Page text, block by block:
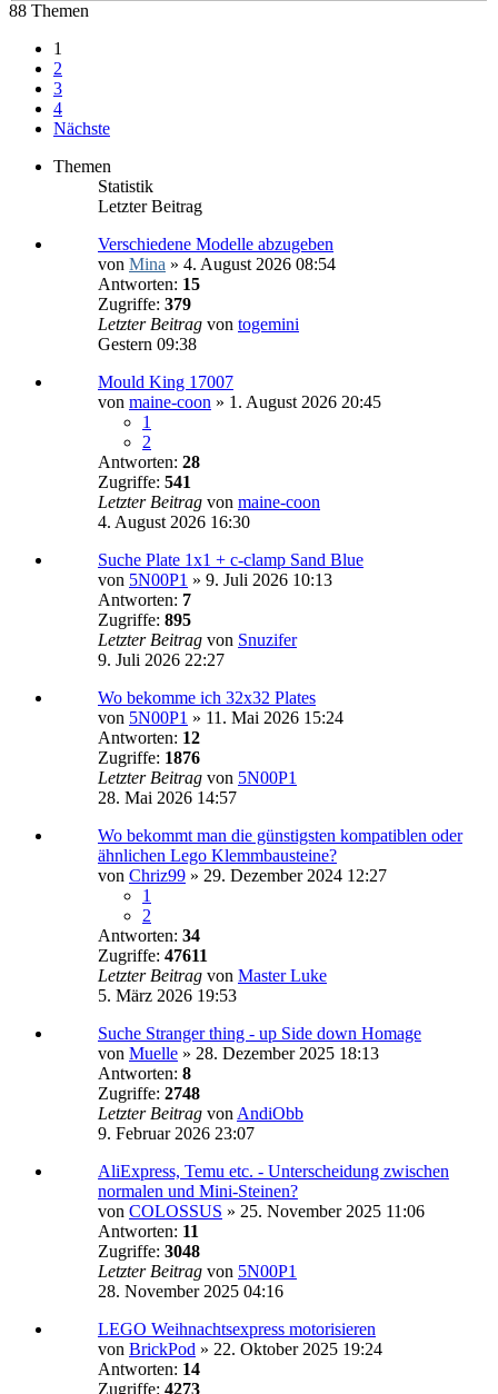
88 Themen
1
2
3
4
Nächste
Themen
Statistik
Letzter Beitrag
Verschiedene Modelle abzugeben
von Mina » 4. August 2026 08:54
Antworten: 15
Zugriffe: 379
Letzter Beitrag von togemini
Gestern 09:38
Mould King 17007
von maine-coon » 1. August 2026 20:45
1
2
Antworten: 28
Zugriffe: 541
Letzter Beitrag von maine-coon
4. August 2026 16:30
Suche Plate 1x1 + c-clamp Sand Blue
von 5N00P1 » 9. Juli 2026 10:13
Antworten: 7
Zugriffe: 895
Letzter Beitrag von Snuzifer
9. Juli 2026 22:27
Wo bekomme ich 32x32 Plates
von 5N00P1 » 11. Mai 2026 15:24
Antworten: 12
Zugriffe: 1876
Letzter Beitrag von 5N00P1
28. Mai 2026 14:57
Wo bekommt man die günstigsten kompatiblen oder
ähnlichen Lego Klemmbausteine?
von Chriz99 » 29. Dezember 2024 12:27
1
2
Antworten: 34
Zugriffe: 47611
Letzter Beitrag von Master Luke
5. März 2026 19:53
Suche Stranger thing - up Side down Homage
von Muelle » 28. Dezember 2025 18:13
Antworten: 8
Zugriffe: 2748
Letzter Beitrag von AndiObb
9. Februar 2026 23:07
AliExpress, Temu etc. - Unterscheidung zwischen
normalen und Mini-Steinen?
von COLOSSUS » 25. November 2025 11:06
Antworten: 11
Zugriffe: 3048
Letzter Beitrag von 5N00P1
28. November 2025 04:16
LEGO Weihnachtsexpress motorisieren
von BrickPod » 22. Oktober 2025 19:24
Antworten: 14
Zugriffe: 4273